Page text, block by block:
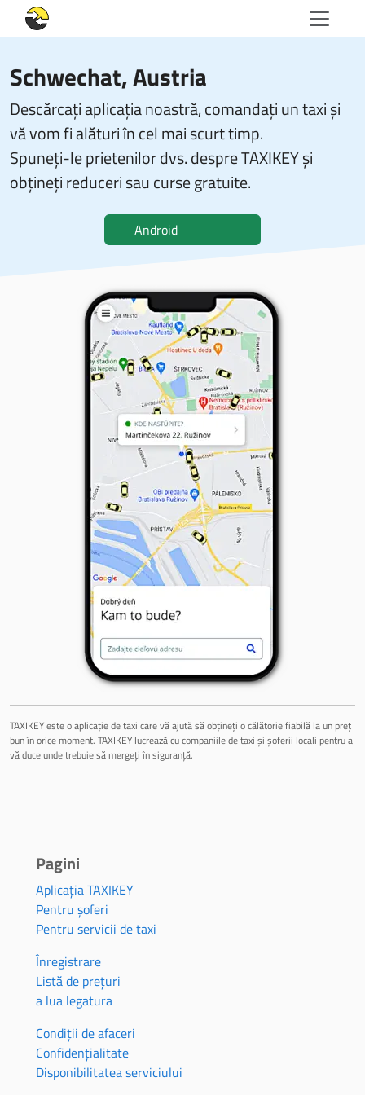
Schwechat, Austria
Descărcați aplicația noastră, comandați un taxi și
vă vom fi alături în cel mai scurt timp.
Spuneți-le prietenilor dvs. despre TAXIKEY și
obțineți reduceri sau curse gratuite.
Android
TAXIKEY este o aplicație de taxi care vă ajută să obțineți o călătorie fiabilă la un preț
bun în orice moment. TAXIKEY lucrează cu companiile de taxi și șoferii locali pentru a
vă duce unde trebuie să mergeți în siguranță.
Pagini
Aplicația TAXIKEY
Pentru șoferi
Pentru servicii de taxi
Înregistrare
Listă de prețuri
a lua legatura
Condiții de afaceri
Confidențialitate
Disponibilitatea serviciului